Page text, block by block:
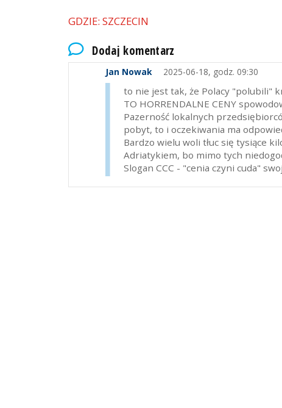
GDZIE: SZCZECIN
Dodaj komentarz
Jan Nowak 2025-06-18, godz. 09:30
to nie jest tak, że Polacy "polubili"
TO HORRENDALNE CENY
Pazerność lokalnych
pobyt, to i oczekiwania ma
Bardzo wielu woli tłuc się tysiące
Adriatykiem, bo mimo tych
Slogan CCC - "cenia czyni cuda"